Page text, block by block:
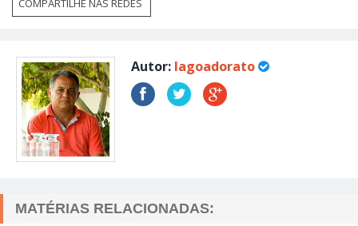
COMPARTILHE NAS REDES
Autor: lagoadorato
MATÉRIAS RELACIONADAS: